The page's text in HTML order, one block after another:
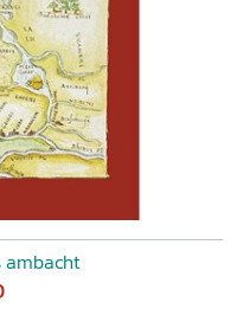
ambacht